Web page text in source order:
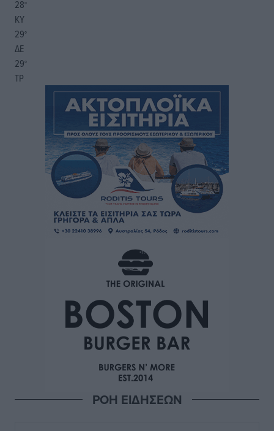
28°
ΚΥ
29°
ΔΕ
29°
ΤΡ
ΡΟΗ ΕΙΔΗΣΕΩΝ